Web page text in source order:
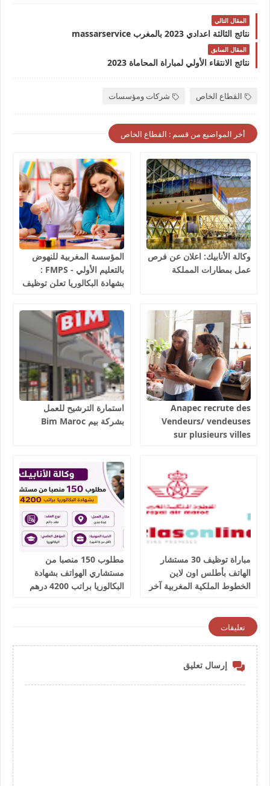
المقال التالي
نتائج الثالثة اعدادي 2023 بالمغرب massarservice
المقال السابق
نتائج الانتقاء الأولي لمباراة المحاماة 2023
القطاع الخاص شركات ومؤسسات
أخر المواضيع من قسم : القطاع الخاص
وكالة الأنابيك: اعلان عن فرص
عمل بمطارات المملكة
المؤسسة المغربية للنهوض
بالتعليم الأولي - FMPS :
بشهادة البكالوريا تعلن توظيف
بمختلف جهات و أقاليم
المملكة 2026
Anapec recrute des
Vendeurs/ vendeuses
sur plusieurs villes
استمارة الترشيح للعمل
بشركة بيم Bim Maroc
مباراة توظيف 30 مستشار
الهاتف بأطلس اون لاين
الخطوط الملكية المغربية آخر
مطلوب 150 منصبا من
مستشاري الهواتف بشهادة
البكالوريا براتب 4200 درهم
تعليقات
إرسال تعليق